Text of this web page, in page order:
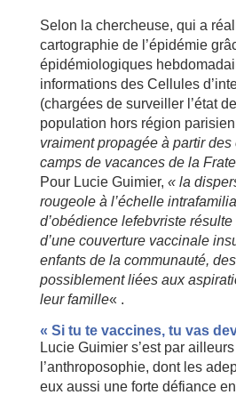
Selon la chercheuse, qui a
cartographie de l’épidémie
épidémiologiques
informations des Cellules
(chargées de surveiller l’état
population hors région
vraiment propagée à partir
camps de vacances de la
Pour Lucie Guimier, « la
rougeole à l’échelle
d’obédience lefebvriste
d’une couverture vaccinale
enfants de la communauté,
possiblement liées aux
leur famille« .
« Si tu te vaccines, tu vas
Lucie Guimier s’est par
l’anthroposophie, dont les
eux aussi une forte défiance